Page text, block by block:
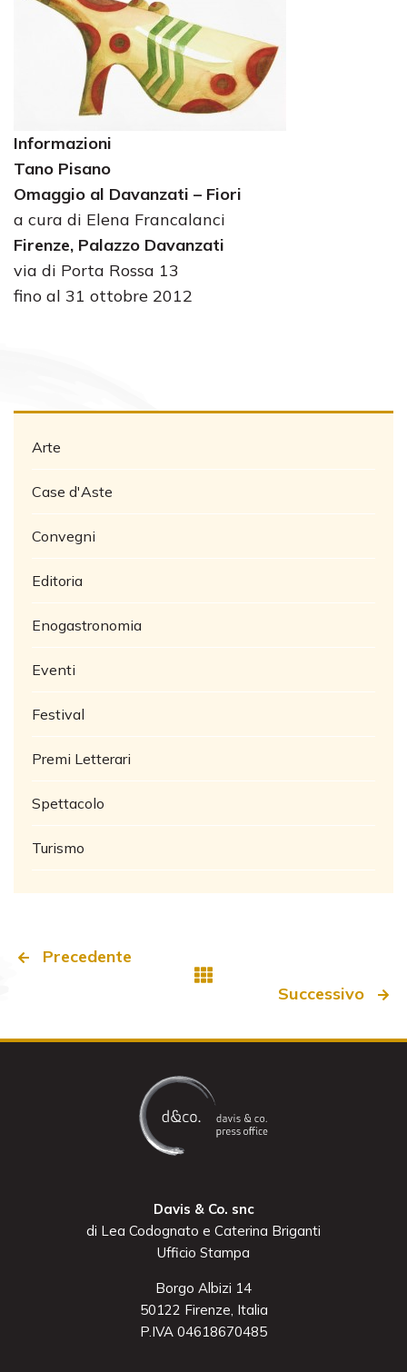
Informazioni
Tano Pisano
Omaggio al Davanzati – Fiori
a cura di Elena Francalanci
Firenze, Palazzo Davanzati
via di Porta Rossa 13
fino al 31 ottobre 2012
Arte
Case d'Aste
Convegni
Editoria
Enogastronomia
Eventi
Festival
Premi Letterari
Spettacolo
Turismo
Precedente
Successivo
Davis & Co. snc
di Lea Codognato e Caterina Briganti
Ufficio Stampa
Borgo Albizi 14
50122 Firenze, Italia
P.IVA 04618670485